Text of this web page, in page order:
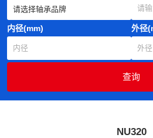
内径(mm) 外径
NU320